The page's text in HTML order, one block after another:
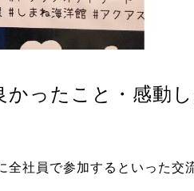
かったこと・感動
全社員で参加するといった交